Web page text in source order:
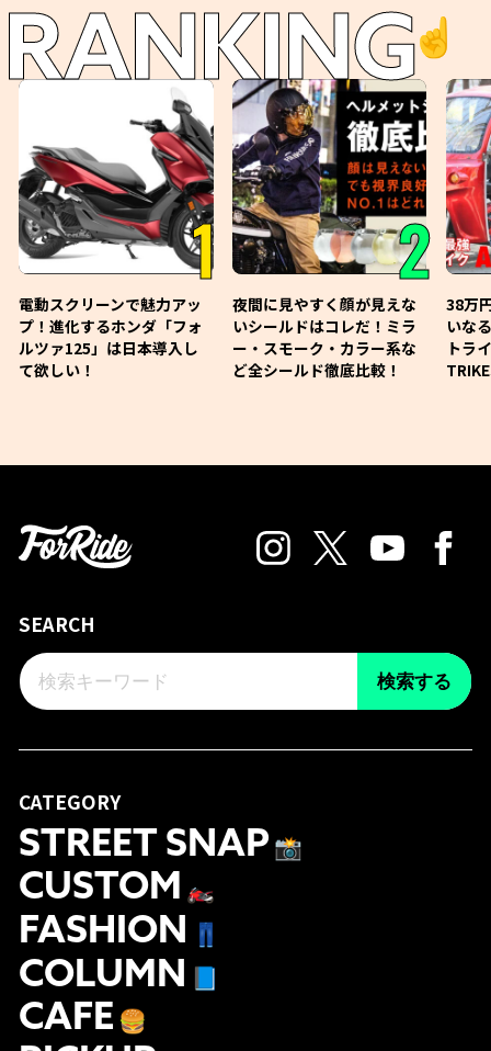
RANKING☝️
1
電動スクリーンで魅力アッ
プ！進化するホンダ「フォ
ルツァ125」は日本導入し
て欲しい！
2
夜間に見やすく顔が見えな
いシールドはコレだ！ミラ
ー・スモーク・カラー系な
ど全シールド徹底比較！
38万
いな
トラ
SEARCH
検索する
CATEGORY
STREET SNAP 📸
CUSTOM 🏍
FASHION 👖
COLUMN
CAFE 🍔